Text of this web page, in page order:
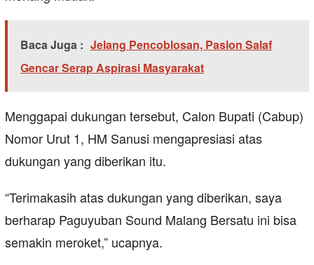
Baca Juga : Jelang Pencoblosan, Paslon Salaf
Gencar Serap Aspirasi Masyarakat
Menggapai dukungan tersebut, Calon Bupati (Cabup)
Nomor Urut 1, HM Sanusi mengapresiasi atas
dukungan yang diberikan itu.
“Terimakasih atas dukungan yang diberikan, saya
berharap Paguyuban Sound Malang Bersatu ini bisa
semakin meroket,” ucapnya.